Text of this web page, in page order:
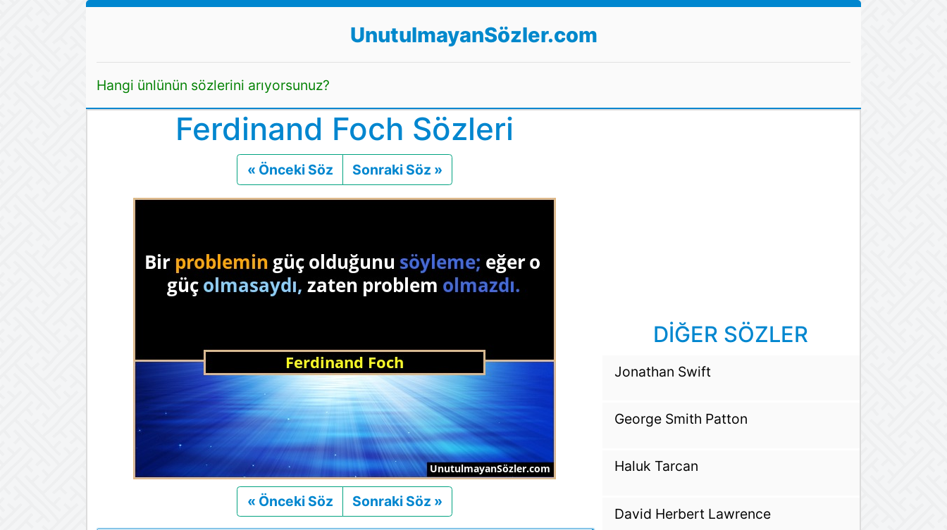
UnutulmayanSözler.com
Hangi ünlünün sözlerini arıyorsunuz?
Ferdinand Foch Sözleri
« Önceki Söz Önceki
Sonraki Söz »
« Önceki Söz Önceki
Sonraki Söz »
DİĞER SÖZLER
Jonathan Swift
George Smith Patton
Haluk Tarcan
David Herbert Lawrence